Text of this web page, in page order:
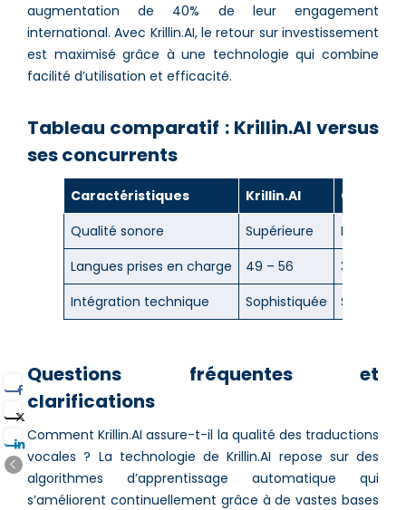
augmentation de 40% de leur engagement
international. Avec Krillin.AI, le retour sur investissement
est maximisé grâce à une technologie qui combine
facilité d’utilisation et efficacité.
Tableau comparatif : Krillin.AI versus
ses concurrents
Caractéristiques Krillin.AI
Qualité sonore
Supérieure
Bonne
Langues prises en charge
49 – 56
35
Intégration technique
Sophistiquée Standard
Questions fréquentes et
clarifications
Comment Krillin.AI assure-t-il la qualité des traductions
vocales ? La technologie de Krillin.AI repose sur des
algorithmes d’apprentissage automatique qui
s’améliorent continuellement grâce à de vastes bases